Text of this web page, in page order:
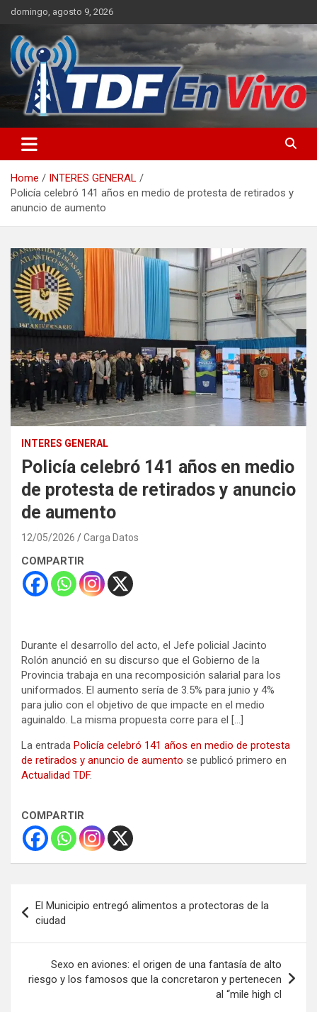
Skip
content
domingo, agosto 9, 2026
Home
INTERES GENERAL
Policía celebró 141 años en medio de protesta de retirados y
anuncio de aumento
INTERES GENERAL
Policía celebró 141 años en medio
de protesta de retirados y anuncio
de aumento
12/05/2026 Carga Datos
COMPARTIR
Durante el desarrollo del acto, el Jefe policial Jacinto
Rolón anunció en su discurso que el Gobierno de la
Provincia trabaja en una recomposición salarial para los
uniformados. El aumento sería de 3.5% para junio y 4%
para julio con el objetivo de que impacte en el medio
aguinaldo. La misma propuesta corre para el […]
La entrada Policía celebró 141 años en medio de protesta
de retirados y anuncio de aumento se publicó primero en
Actualidad TDF.
COMPARTIR
de
entradas
El Municipio entregó alimentos a protectoras de la
ciudad
Sexo en aviones: el origen de una fantasía de alto
riesgo y los famosos que la concretaron y pertenecen
al “mile high cl